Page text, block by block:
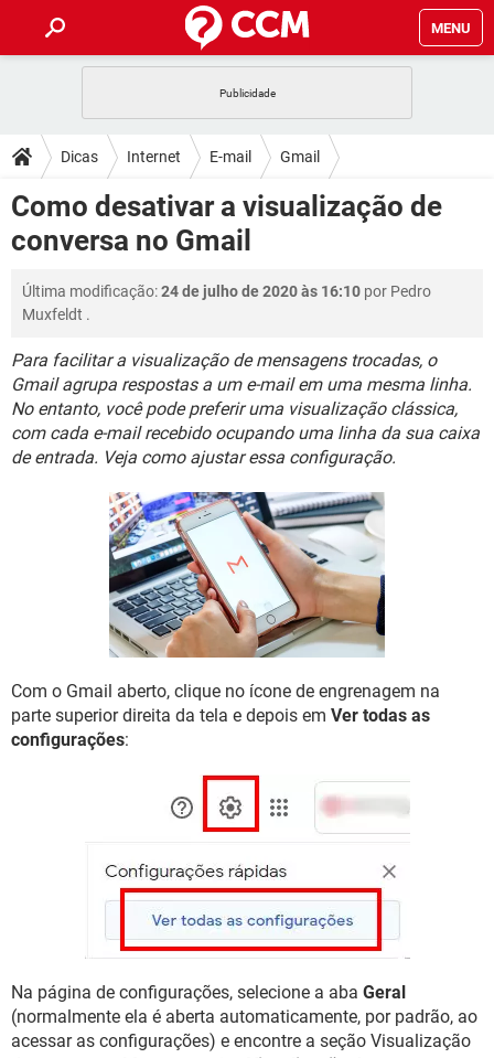
MENU
CELULAR FACEBOOK
OUTLOOK EXCEL
INSTAGRAM
DICAS
JOGOS WHATSAPP
CELULAR FACEBOOK
INSTAGRAM GMAIL
DOWNLOADS
JOGOS
OUTLOOK
INSTAGRAM
GUIA DE COMPRAS
FÓRUM
JOGOS WHATSAPP
OUTLOOK EXCEL
INSTAGRAM GMAIL
GUIA DE COMPRAS
GLOSSÁRIO
JOGOS
CELULAR FACEBOOK
OUTLOOK EXCEL
INSTAGRAM GMAIL
GUIA DE COMPRAS
Dicas Internet E-mail Gmail
Como desativar a visualização de
conversa no Gmail
Última modificação:24 de julho de 2020 às 16:10 por Pedro
Muxfeldt .
Para facilitar a visualização de mensagens trocadas, o
Gmail agrupa respostas a um e-mail em uma mesma linha.
No entanto, você pode preferir uma visualização clássica,
com cada e-mail recebido ocupando uma linha da sua caixa
de entrada. Veja como ajustar essa configuração.
Com o Gmail aberto, clique no ícone de engrenagem na
parte superior direita da tela e depois em Ver todas as
configurações:
Na página de configurações, selecione a aba Geral
(normalmente ela é aberta automaticamente, por padrão, ao
acessar as configurações) e encontre a seção Visualização